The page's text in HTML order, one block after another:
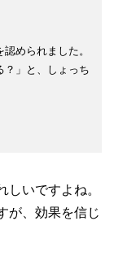
められました。
？」と、しょっち
いですよね。
が、効果を信じ